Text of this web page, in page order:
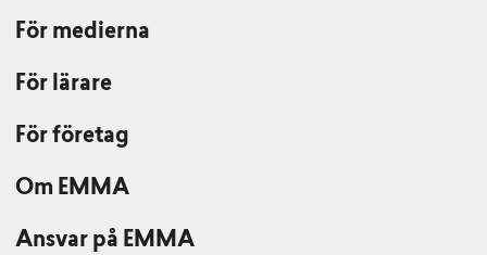
För medierna
För lärare
För företag
Om EMMA
Ansvar på EMMA